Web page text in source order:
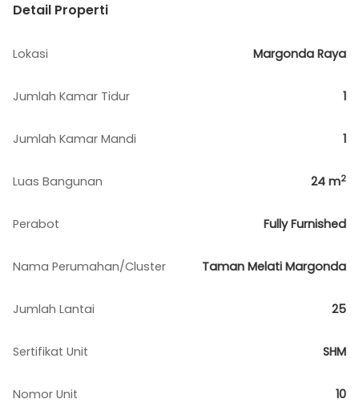
Detail Properti
Lokasi Margonda Raya
Jumlah Kamar Tidur 1
Jumlah Kamar Mandi 1
Luas Bangunan 24 m2
Perabot Fully Furnished
Nama Perumahan/Cluster Taman Melati Margonda
Jumlah Lantai 25
Sertifikat Unit SHM
Nomor Unit 10